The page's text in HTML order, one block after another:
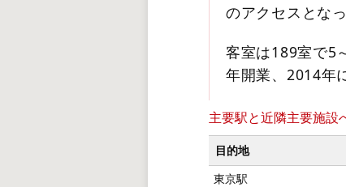
のアクセスとなっ
客室は189室で5
年開業、2014年
主要駅と近隣主要施設
目的地
東京駅